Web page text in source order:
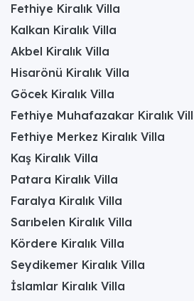
Fethiye Kiralık Villa
Kalkan Kiralık Villa
Akbel Kiralık Villa
Hisarönü Kiralık Villa
Göcek Kiralık Villa
Fethiye Muhafazakar Kiralık
Fethiye Merkez Kiralık Villa
Kaş Kiralık Villa
Patara Kiralık Villa
Faralya Kiralık Villa
Sarıbelen Kiralık Villa
Kördere Kiralık Villa
Seydikemer Kiralık Villa
İslamlar Kiralık Villa